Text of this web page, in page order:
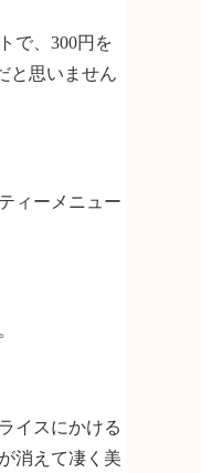
で、300円を
と思いません
ィーメニュー
イスにかける
消えて凄く美